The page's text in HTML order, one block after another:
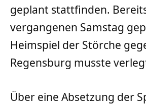
geplant stattfinden.
vergangenen Samstag
Heimspiel der Störche
Regensburg musste
Über eine Absetzung der